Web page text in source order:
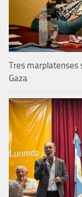
Tres marplatenses
Gaza